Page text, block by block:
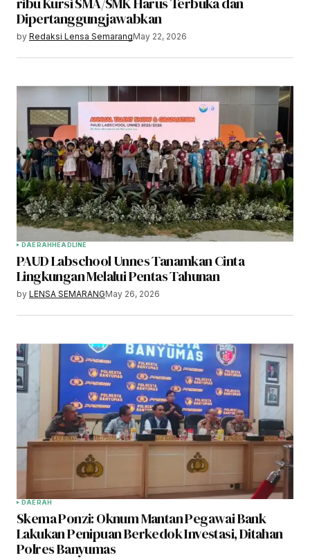
Dipertanggungjawabkan
by Redaksi Lensa SemarangMay 22, 2026
DAERAHHEADLINE
PAUD Labschool Unnes Tanamkan Cinta
Lingkungan Melalui Pentas Tahunan
by LENSA SEMARANGMay 26, 2026
DAERAH
Skema Ponzi: Oknum Mantan Pegawai Bank
Lakukan Penipuan Berkedok Investasi, Ditahan
Polres Banyumas